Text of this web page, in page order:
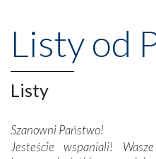
wznoszono na chwałę
Opatrznościową
niepodległość kraju.
misterna architektura
wspaniałe zdobienia,
budowniczych.
Listy od
Listy
Szanowni Państwo!
Jesteście wspaniali!